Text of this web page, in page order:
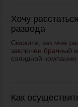
Хочу
развода
Скажите, как мне
заключен брачный
солидной компании
Как